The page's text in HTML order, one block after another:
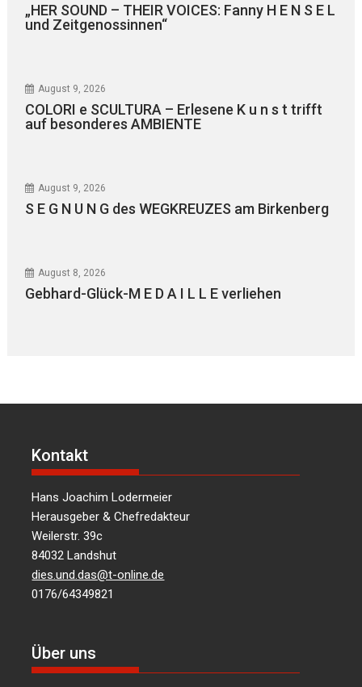
„HER SOUND – THEIR VOICES: Fanny H E N S E L
und Zeitgenossinnen“
August 9, 2026
COLORI e SCULTURA – Erlesene K u n s t trifft
auf besonderes AMBIENTE
August 9, 2026
S E G N U N G des WEGKREUZES am Birkenberg
August 8, 2026
Gebhard-Glück-M E D A I L L E verliehen
Kontakt
Hans Joachim Lodermeier
Herausgeber & Chefredakteur
Weilerstr. 39c
84032 Landshut
dies.und.das@t-online.de
0176/64349821
Über uns